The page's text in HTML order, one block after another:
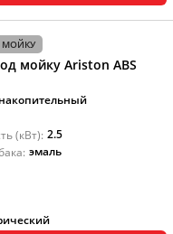
МОЙКУ
мойку Ariston ABS
накопительный
(кВт): 2.5
эмаль